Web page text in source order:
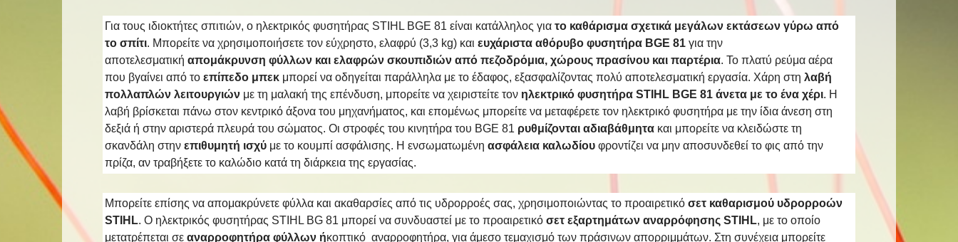
Για τους ιδιοκτήτες σπιτιών, ο ηλεκτρικός φυσητήρας STIHL BGE 81 είναι κατάλληλος για το καθάρισμα σχετικά μεγάλων εκτάσεων γύρω από
το σπίτι. Μπορείτε να χρησιμοποιήσετε τον εύχρηστο, ελαφρύ (3,3 kg) και ευχάριστα αθόρυβο φυσητήρα BGE 81 για την
αποτελεσματική απομάκρυνση φύλλων και ελαφρών σκουπιδιών από πεζοδρόμια, χώρους πρασίνου και παρτέρια. Το πλατύ ρεύμα αέρα
που βγαίνει από το επίπεδο μπεκ μπορεί να οδηγείται παράλληλα με το έδαφος, εξασφαλίζοντας πολύ αποτελεσματική εργασία. Χάρη στη λαβή
πολλαπλών λειτουργιών με τη μαλακή της επένδυση, μπορείτε να χειριστείτε τον ηλεκτρικό φυσητήρα STIHL BGE 81 άνετα με το ένα χέρι. Η
λαβή βρίσκεται πάνω στον κεντρικό άξονα του μηχανήματος, και επομένως μπορείτε να μεταφέρετε τον ηλεκτρικό φυσητήρα με την ίδια άνεση στη
δεξιά ή στην αριστερά πλευρά του σώματος. Οι στροφές του κινητήρα του BGE 81 ρυθμίζονται αδιαβάθμητα και μπορείτε να κλειδώστε τη
σκανδάλη στην επιθυμητή ισχύ με το κουμπί ασφάλισης. Η ενσωματωμένη ασφάλεια καλωδίου φροντίζει να μην αποσυνδεθεί το φις από την
πρίζα, αν τραβήξετε το καλώδιο κατά τη διάρκεια της εργασίας.
Μπορείτε επίσης να απομακρύνετε φύλλα και ακαθαρσίες από τις υδρορροές σας, χρησιμοποιώντας το προαιρετικό σετ καθαρισμού υδρορροών
STIHL. Ο ηλεκτρικός φυσητήρας STIHL BG 81 μπορεί να συνδυαστεί με το προαιρετικό σετ εξαρτημάτων αναρρόφησης STIHL, με το οποίο
μετατρέπεται σε αναρροφητήρα φύλλων ήκοπτικό αναρροφητήρα, για άμεσο τεμαχισμό των πράσινων απορριμμάτων. Στη συνέχεια μπορείτε